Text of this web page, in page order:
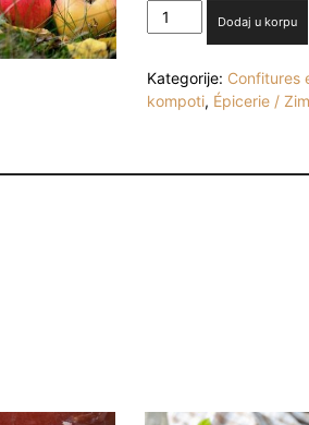
Pekmez
jabuka
/
Confiture
sucrées
Dodaj u korpu
Kategorije: Confitures
kompoti, Épicerie /